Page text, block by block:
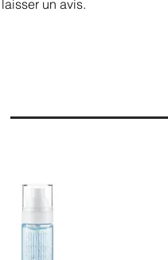
un avis.